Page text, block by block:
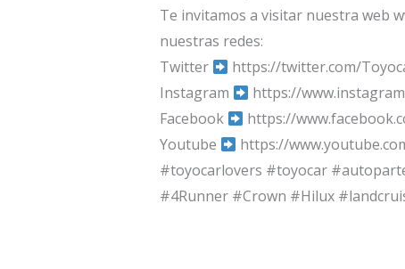
Te invitamos a visitar nuestra web
nuestras redes:
Twitter
https://twitter.com/
Instagram
https://
Facebook
https://
Youtube
https://
#toyocarlovers #toyocar
#4Runner #Crown #Hilux